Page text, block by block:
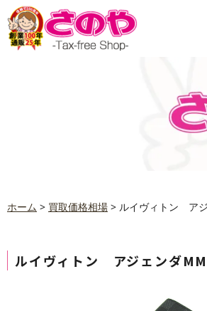
ホーム > 買取価格相場 > ルイヴィトン ア
ルイヴィトン アジェンダMM